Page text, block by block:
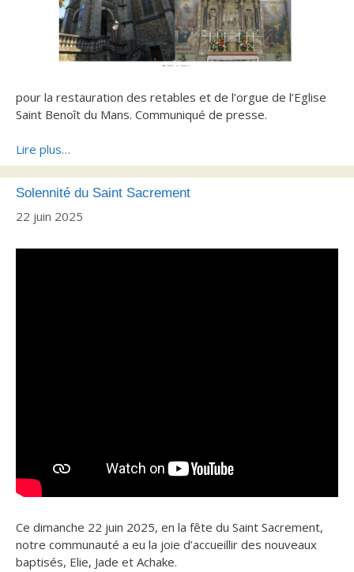
pour la restauration des retables et de l’orgue de l’Eglise
Saint Benoît du Mans. Communiqué de presse.
Lire plus…
Solennité du Saint Sacrement
22 juin 2025
Ce dimanche 22 juin 2025, en la fête du Saint Sacrement,
notre communauté a eu la joie d’accueillir des nouveaux
baptisés, Elie, Jade et Achake.